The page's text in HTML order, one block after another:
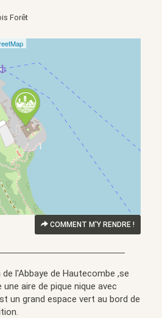
Forêt
COMMENT M'Y RENDRE !
l'Abbaye de Hautecombe ,se
aire de pique nique avec
un grand espace vert au bord de